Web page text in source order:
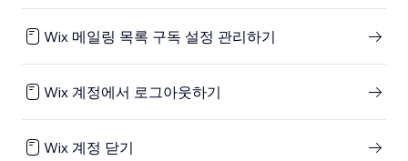
Wix 메일링 목록 구독 설정 관리하기
Wix 계정에서 로그아웃하기
Wix 계정 닫기